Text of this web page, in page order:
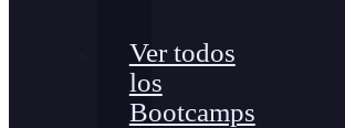
Ver todos
los
Bootcamps